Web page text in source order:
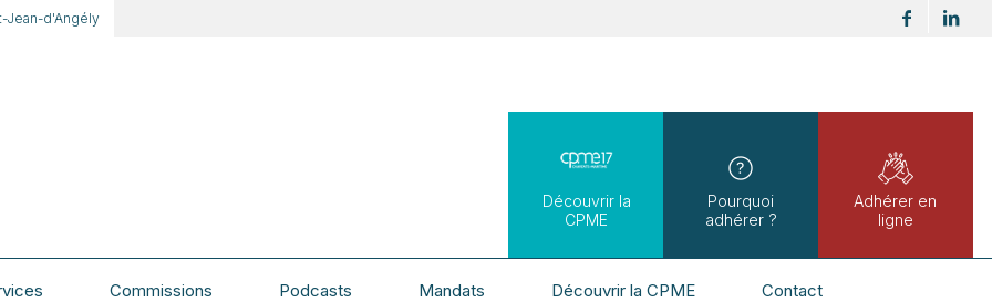
Jean-d'Angély
Découvrir la
CPME
Pourquoi
adhérer ?
Adhérer en
ligne
Commissions Podcasts Mandats Découvrir la CPME Contact